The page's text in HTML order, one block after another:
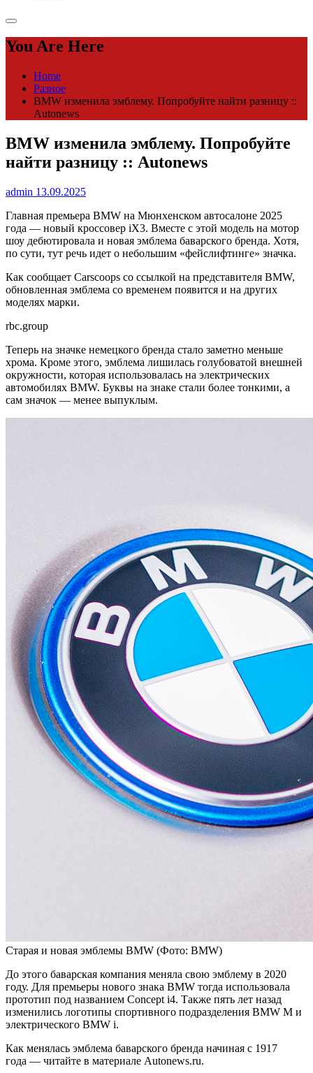
You Are Here
Home
Разное
BMW изменила эмблему. Попробуйте найти разницу ::
Autonews
BMW изменила эмблему. Попробуйте
найти разницу :: Autonews
admin 13.09.2025
Главная премьера BMW на Мюнхенском автосалоне 2025
года — новый кроссовер iX3. Вместе с этой модель на мотор
шоу дебютировала и новая эмблема баварского бренда. Хотя,
по сути, тут речь идет о небольшим «фейслифтинге» значка.
Как сообщает Carscoops со ссылкой на представителя BMW,
обновленная эмблема со временем появится и на других
моделях марки.
rbc.group
Теперь на значке немецкого бренда стало заметно меньше
хрома. Кроме этого, эмблема лишилась голубоватой внешней
окружности, которая использовалась на электрических
автомобилях BMW. Буквы на знаке стали более тонкими, а
сам значок — менее выпуклым.
Старая и новая эмблемы BMW (Фото: BMW)
До этого баварская компания меняла свою эмблему в 2020
году. Для премьеры нового знака BMW тогда использовала
прототип под названием Concept i4. Также пять лет назад
изменились логотипы спортивного подразде­ления BMW M и
электрического BMW i.
Как менялась эмблема баварского бренда начиная с 1917
года — читайте в материале Autonews.ru.